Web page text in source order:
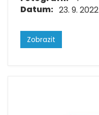
Datum: 23. 9. 2022
Zobrazit